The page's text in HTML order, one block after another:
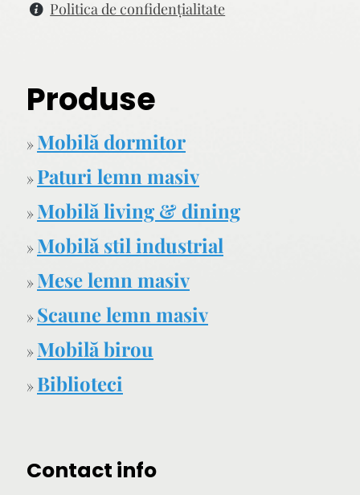
Politica de confidenţialitate
Produse
» Mobilă dormitor
» Paturi lemn masiv
» Mobilă living & dining
» Mobilă stil industrial
» Mese lemn masiv
» Scaune lemn masiv
» Mobilă birou
» Biblioteci
Contact info